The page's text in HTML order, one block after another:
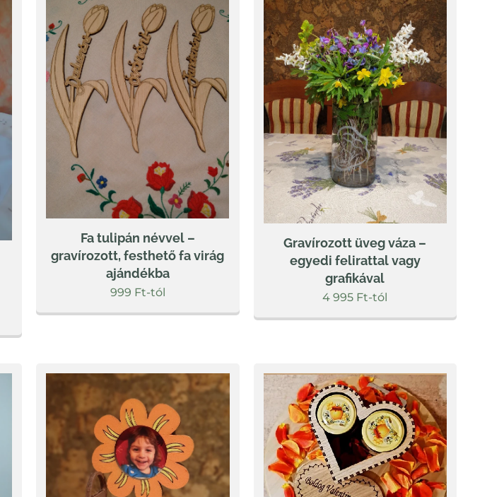
Fa tulipán névvel –
gravírozott, festhető fa virág
ajándékba
999 Ft-tól
Gravírozott üveg váza –
egyedi felirattal vagy
grafikával
4 995 Ft-tól